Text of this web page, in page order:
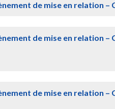
de mise en relation
de mise en relation
de mise en relation